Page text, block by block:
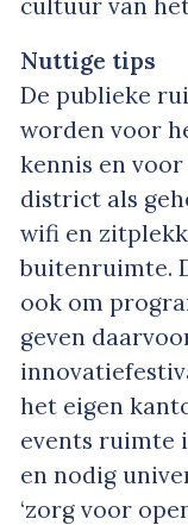
cultuur van
Nuttige tips
De publieke
worden voor
kennis en
district als
wifi en
buitenruimte.
ook om
geven
het eigen
events ruimte
en nodig
‘zorg voor